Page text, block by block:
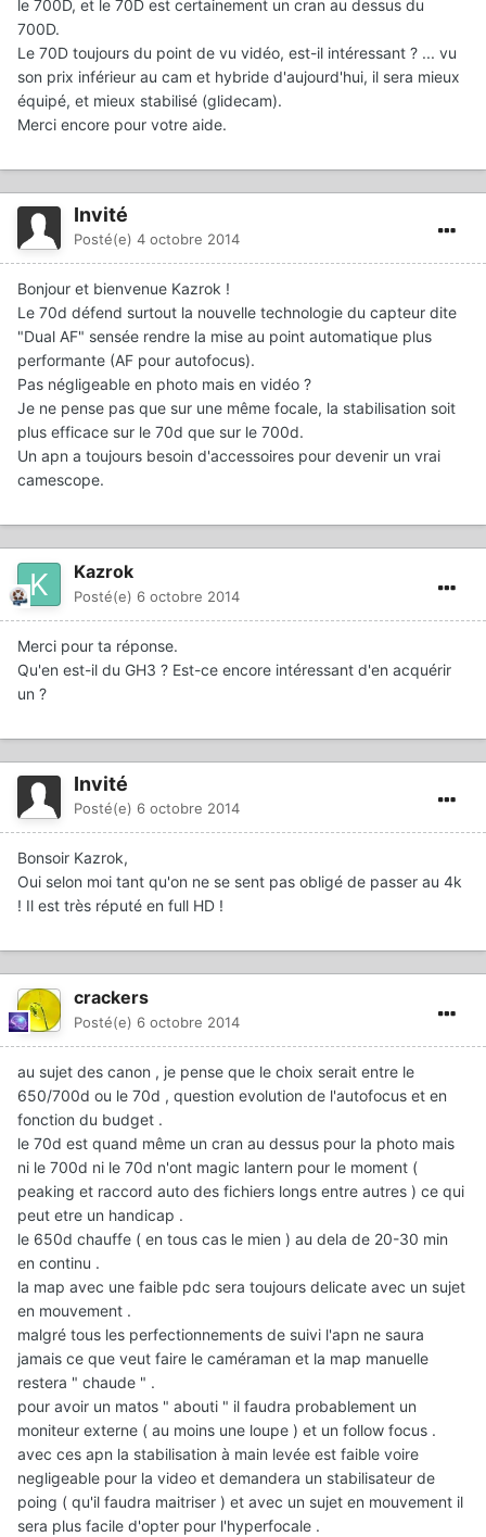
le 700D, et le 70D est certainement un cran au dessus du
700D.
Le 70D toujours du point de vu vidéo, est-il intéressant ? ... vu
son prix inférieur au cam et hybride d'aujourd'hui, il sera mieux
équipé, et mieux stabilisé (glidecam).
Merci encore pour votre aide.
Invité
Posté(e) 4 octobre 2014
Bonjour et bienvenue Kazrok !
Le 70d défend surtout la nouvelle technologie du capteur dite
"Dual AF" sensée rendre la mise au point automatique plus
performante (AF pour autofocus).
Pas négligeable en photo mais en vidéo ?
Je ne pense pas que sur une même focale, la stabilisation soit
plus efficace sur le 70d que sur le 700d.
Un apn a toujours besoin d'accessoires pour devenir un vrai
camescope.
Kazrok
Posté(e) 6 octobre 2014
Merci pour ta réponse.
Qu'en est-il du GH3 ? Est-ce encore intéressant d'en acquérir
un ?
Invité
Posté(e) 6 octobre 2014
Bonsoir Kazrok,
Oui selon moi tant qu'on ne se sent pas obligé de passer au 4k
! Il est très réputé en full HD !
crackers
Posté(e) 6 octobre 2014
au sujet des canon , je pense que le choix serait entre le
650/700d ou le 70d , question evolution de l'autofocus et en
fonction du budget .
le 70d est quand même un cran au dessus pour la photo mais
ni le 700d ni le 70d n'ont magic lantern pour le moment (
peaking et raccord auto des fichiers longs entre autres ) ce qui
peut etre un handicap .
le 650d chauffe ( en tous cas le mien ) au dela de 20-30 min
en continu .
la map avec une faible pdc sera toujours delicate avec un sujet
en mouvement .
malgré tous les perfectionnements de suivi l'apn ne saura
jamais ce que veut faire le caméraman et la map manuelle
restera " chaude " .
pour avoir un matos " abouti " il faudra probablement un
moniteur externe ( au moins une loupe ) et un follow focus .
avec ces apn la stabilisation à main levée est faible voire
negligeable pour la video et demandera un stabilisateur de
poing ( qu'il faudra maitriser ) et avec un sujet en mouvement il
sera plus facile d'opter pour l'hyperfocale .